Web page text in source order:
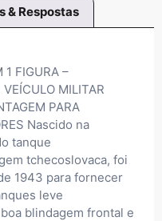
& Respostas
1 FIGURA –
MILITAR
PARA
Nascido na
tanque
tchecoslovaca, foi
1943 para fornecer
leve
blindagem frontal e